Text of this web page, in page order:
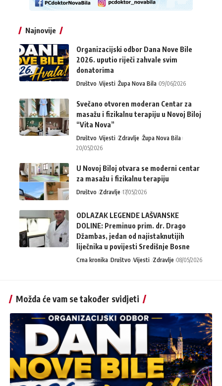
Najnovije
Organizacijski odbor Dana Nove Bile
2026. uputio riječi zahvale svim
donatorima
Društvo Vijesti Župa Nova Bila 09/06/2026
Svečano otvoren moderan Centar za
masažu i fizikalnu terapiju u Novoj Biloj
“Vita Nova”
Društvo Vijesti Zdravlje Župa Nova Bila
20/05/2026
U Novoj Biloj otvara se moderni centar
za masažu i fizikalnu terapiju
Društvo Zdravlje 17/05/2026
ODLAZAK LEGENDE LAŠVANSKE
DOLINE: Preminuo prim. dr. Drago
Džambas, jedan od najistaknutijih
liječnika u povijesti Središnje Bosne
Crna kronika Društvo Vijesti Zdravlje 08/05/2026
Možda će vam se također svidjeti